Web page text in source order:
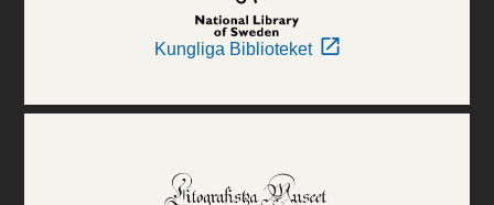
Kungliga Biblioteket